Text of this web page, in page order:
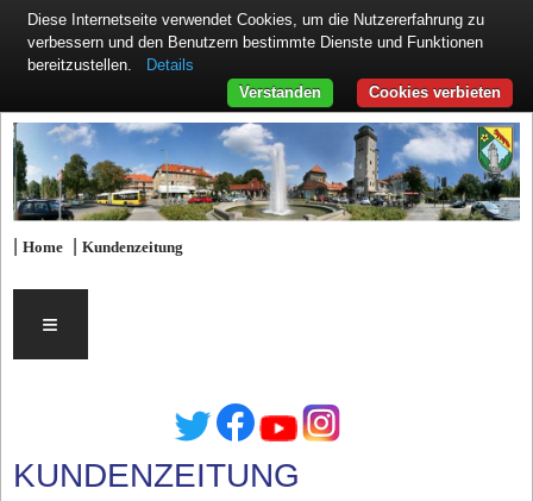
|Home |Kundenzeitung
≡
KUNDENZEITUNG
Diese Internetseite verwendet Cookies, um die Nutzererfahrung zu
verbessern und den Benutzern bestimmte Dienste und Funktionen
bereitzustellen.
Details
Cookies verbieten
Verstanden